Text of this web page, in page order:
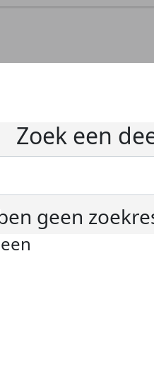
Zoek een
geen